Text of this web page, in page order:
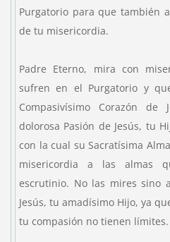
Purgatorio para que también
de tu misericordia.
Padre Eterno, mira con
sufren en el Purgatorio y
Compasivísimo Corazón
dolorosa Pasión de Jesús, tu
con la cual su Sacratísima
misericordia a las almas
escrutinio. No las mires sino
Jesús, tu amadísimo Hijo, ya
tu compasión no tienen límites.